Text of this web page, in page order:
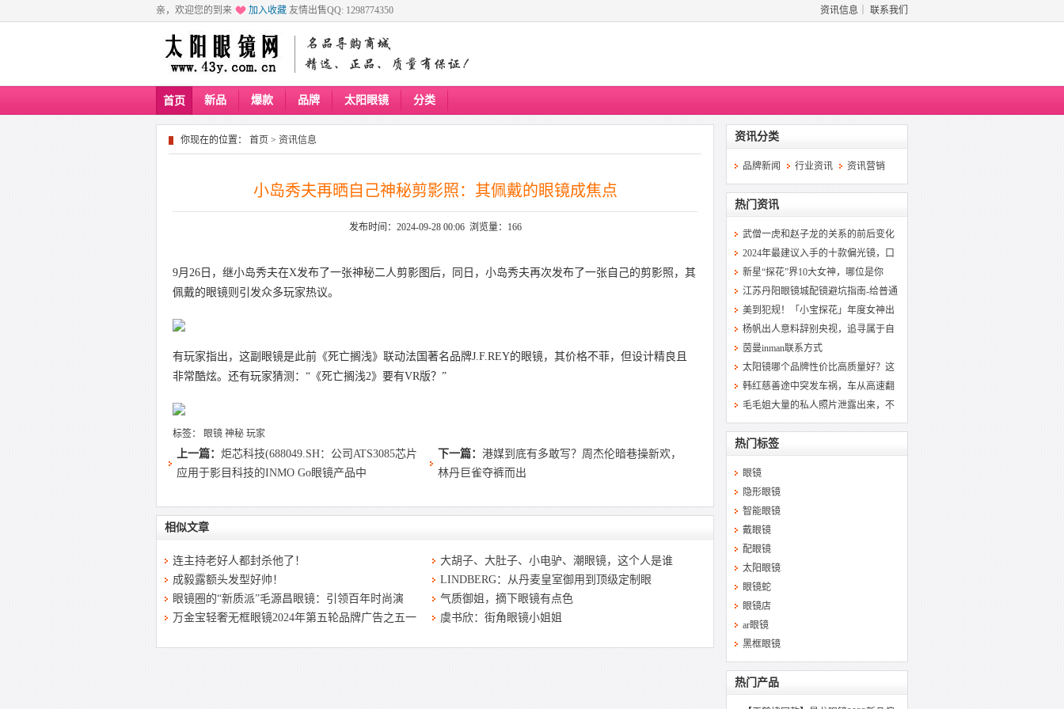
亲，欢迎您的到来 加入收藏 友情出售QQ: 1298774350 资讯信息 联系我们
首页 新品 爆款 品牌 太阳眼镜 分类
你现在的位置： 首页 > 资讯信息
小岛秀夫再晒自己神秘剪影照：其佩戴的眼镜成焦点
发布时间：2024-09-28 00:06 浏览量：166
9月26日，继小岛秀夫在X发布了一张神秘二人剪影图后，同日，小岛秀夫再次发布了一张自己的剪影照，其
佩戴的眼镜则引发众多玩家热议。
有玩家指出，这副眼镜是此前《死亡搁浅》联动法国著名品牌J.F.REY的眼镜，其价格不菲，但设计精良且
非常酷炫。还有玩家猜测：“《死亡搁浅2》要有VR版？”
标签： 眼镜 神秘 玩家
上一篇： 炬芯科技(688049.SH：公司ATS3085芯片
应用于影目科技的INMO Go眼镜产品中
下一篇：港媒到底有多敢写？周杰伦暗巷操新欢，
林丹巨雀夺裤而出
相似文章
连主持老好人都封杀他了！
大胡子、大肚子、小电驴、潮眼镜，这个人是谁
成毅露额头发型好帅！
LINDBERG：从丹麦皇室御用到顶级定制眼
眼镜圈的“新质派”毛源昌眼镜：引领百年时尚演
气质御姐，摘下眼镜有点色
万金宝轻奢无框眼镜2024年第五轮品牌广告之五一
虞书欣：街角眼镜小姐姐
资讯分类
品牌新闻 行业资讯 资讯营销
热门资讯
武僧一虎和赵子龙的关系的前后变化
2024年最建议入手的十款偏光镜，口
新星“探花”界10大女神，哪位是你
江苏丹阳眼镜城配镜避坑指南-给普通
美到犯规！「小宝探花」年度女神出
杨帆出人意料辞别央视，追寻属于自
茵曼inman联系方式
太阳镜哪个品牌性价比高质量好？这
韩红慈善途中突发车祸，车从高速翻
毛毛姐大量的私人照片泄露出来，不
热门标签
眼镜
隐形眼镜
智能眼镜
戴眼镜
配眼镜
太阳眼镜
眼镜蛇
眼镜店
ar眼镜
黑框眼镜
热门产品